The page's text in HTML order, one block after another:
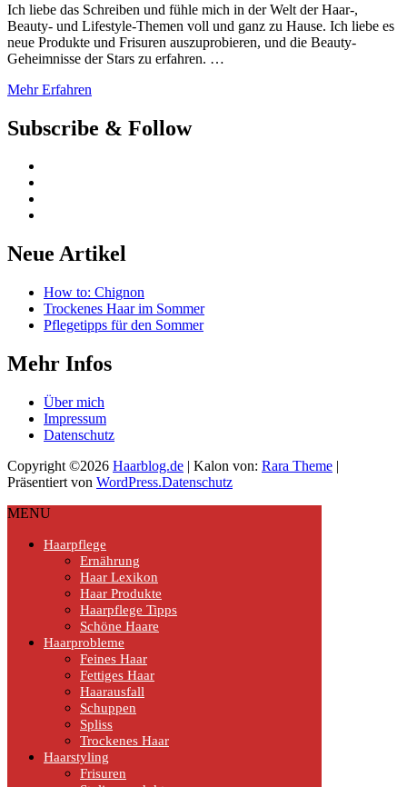
Ich liebe das Schreiben und fühle mich in der Welt der Haar-,
Beauty- und Lifestyle-Themen voll und ganz zu Hause. Ich liebe es
neue Produkte und Frisuren auszuprobieren, und die Beauty-
Geheimnisse der Stars zu erfahren. …
Mehr Erfahren
Subscribe & Follow
Neue Artikel
How to: Chignon
Trockenes Haar im Sommer
Pflegetipps für den Sommer
Mehr Infos
Über mich
Impressum
Datenschutz
Copyright ©2026 Haarblog.de | Kalon von: Rara Theme |
Präsentiert von WordPress.Datenschutz
MENU
Haarpflege
Ernährung
Haar Lexikon
Haar Produkte
Haarpflege Tipps
Schöne Haare
Haarprobleme
Feines Haar
Fettiges Haar
Haarausfall
Schuppen
Spliss
Trockenes Haar
Haarstyling
Frisuren